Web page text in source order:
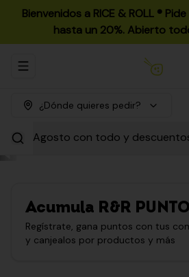
Bienvenidos a RICE & ROLL ®️
hasta un 20%. Abierto
Abrir menu de navegación
¿Dónde quieres pedir?
Agosto con todo y
Acumula R&R
Regístrate, gana puntos con tus
y canjealos por productos y más